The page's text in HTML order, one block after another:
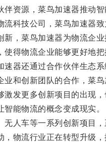
源，菜鸟加速器推动智
技公司，菜鸟加速器致
菜鸟加速器为物流企业
物流企业能够更好地把
还通过合作伙伴生态系
创新团队的合作，菜鸟
发更多创新项目的出现，
能物流的概念变成现实。
人车等一系列创新项目，
流行业正在转型升级，